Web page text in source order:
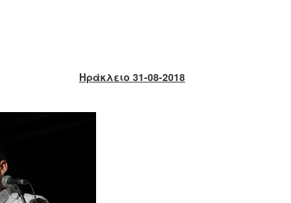
Ηράκλειο 31-08-2018